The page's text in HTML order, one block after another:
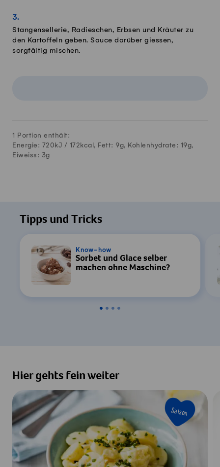
Stangensellerie, Radieschen, Erbsen und Kräuter zu
den Kartoffeln geben. Sauce darüber giessen,
sorgfältig mischen.
1 Portion enthält:
Energie: 720kJ / 172 kcal, Fett: 9g, Kohlenhydrate: 19g,
Eiweiss: 3g
Tipps und Tricks
Know-how
Sorbet und Glace selber
machen ohne Maschine?
Hier gehts fein weiter
Saison